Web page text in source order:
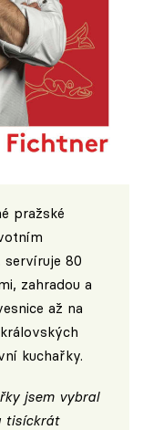
pražské
servíruje 80
zahradou a
až na
kuchařky.
jsem vybral
tisíckrát